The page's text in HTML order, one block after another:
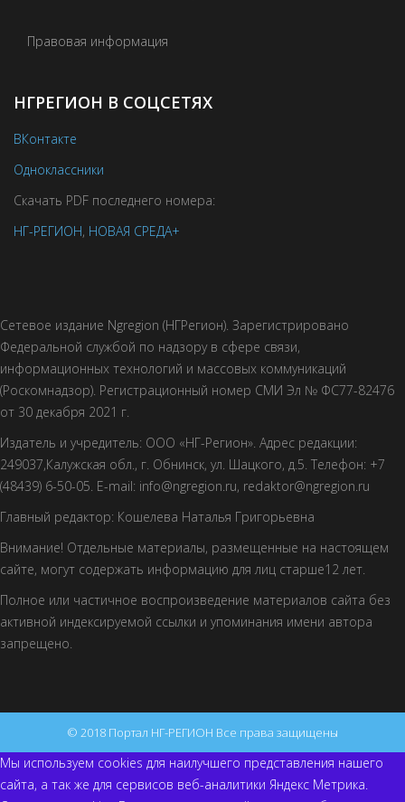
Правовая информация
НГРЕГИОН В СОЦСЕТЯХ
ВКонтакте
Одноклассники
Скачать PDF последнего номера:
НГ-РЕГИОН, НОВАЯ СРЕДА+
Сетевое издание Ngregion (НГРегион). Зарегистрировано
Федеральной службой по надзору в сфере связи,
информационных технологий и массовых коммуникаций
(Роскомнадзор). Регистрационный номер СМИ Эл № ФС77-82476
от 30 декабря 2021 г.
Издатель и учредитель: ООО «НГ-Регион». Адрес редакции:
249037,Калужская обл., г. Обнинск, ул. Шацкого, д.5. Телефон: +7
(48439) 6-50-05. E-mail: info@ngregion.ru, redaktor@ngregion.ru
Главный редактор: Кошелева Наталья Григорьевна
Внимание! Отдельные материалы, размещенные на настоящем
сайте, могут содержать информацию для лиц старше12 лет.
Полное или частичное воспроизведение материалов сайта без
активной индексируемой ссылки и упоминания имени автора
запрещено.
© 2018 Портал НГ-РЕГИОН Все права защищены
Мы используем cookies для наилучшего представления нашего
сайта, а так же для сервисов веб-аналитики Яндекс Метрика.